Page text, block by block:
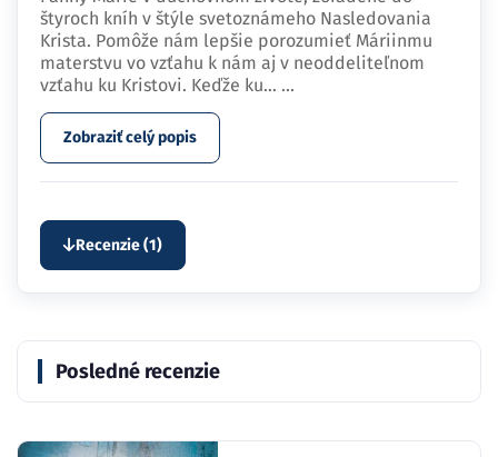
štyroch kníh v štýle svetoznámeho Nasledovania
Krista. Pomôže nám lepšie porozumieť Máriinmu
materstvu vo vzťahu k nám aj v neoddeliteľnom
vzťahu ku Kristovi. Keďže ku… ...
Zobraziť celý popis
Recenzie (1)
Posledné recenzie